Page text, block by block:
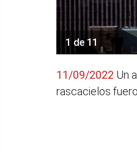
1 de 11
11/09/2022 Un
rascacielos